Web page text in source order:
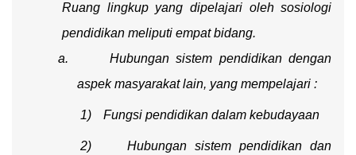
Ruang lingkup yang dipelajari oleh sosiologi
pendidikan meliputi empat bidang.
a.
Hubungan sistem pendidikan dengan
aspek masyarakat lain, yang mempelajari :
1) Fungsi pendidikan dalam kebudayaan
2)
Hubungan sistem pendidikan dan